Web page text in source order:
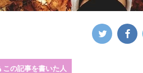
この記事を書いた人